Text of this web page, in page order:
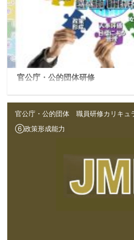
官公庁・公的団体研修
官公庁・公的団体 職員研修カリキュ
⑥政策形成能力